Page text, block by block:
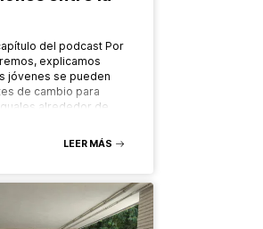
del podcast Por
explicamos
jóvenes se pueden
de cambio para
alrededor de…
LEER MÁS